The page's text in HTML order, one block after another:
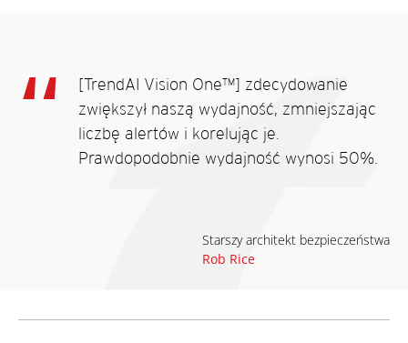
[TrendAI Vision One™] zdecydowanie
zwiększył naszą wydajność, zmniejszając
liczbę alertów i korelując je.
Prawdopodobnie wydajność wynosi 50%.
Starszy architekt bezpieczeństwa
Rob Rice